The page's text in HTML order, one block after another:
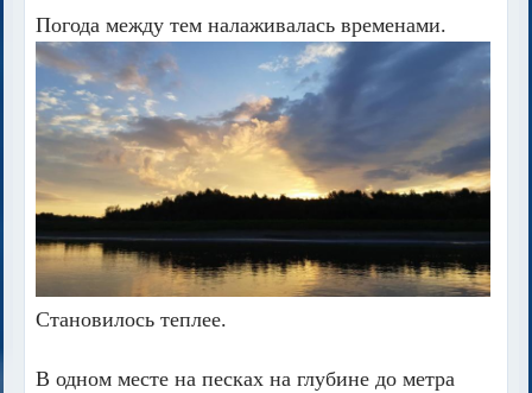
Погода между тем налаживалась временами.
Становилось теплее.
В одном месте на песках на глубине до метра